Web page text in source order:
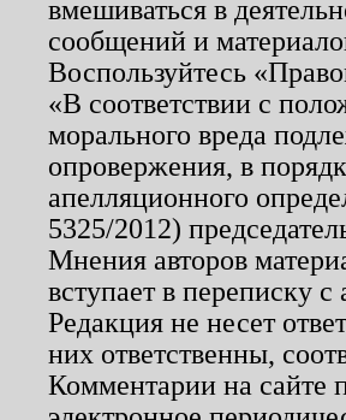
вмешиваться в
сообщений и
Воспользуйтесь
«В соответствии с
морального вреда
опровержения, в
апелляционного
5325/2012)
Мнения авторов
вступает в переписку с
Редакция не несет
них ответственны,
Комментарии на сайте